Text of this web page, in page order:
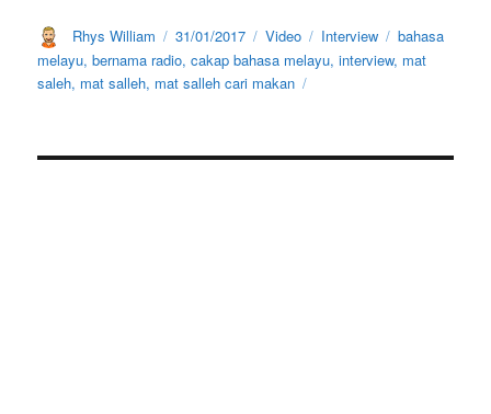
Author
Rhys William
Posted
on
31/01/2017 Format
Video Categories
Interview Tags
bahasa
melayu,bernama radio,cakap bahasa melayu,interview, mat
saleh, mat salleh, mat salleh cari makan